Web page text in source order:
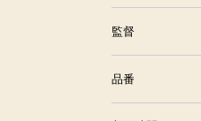
監督
品番